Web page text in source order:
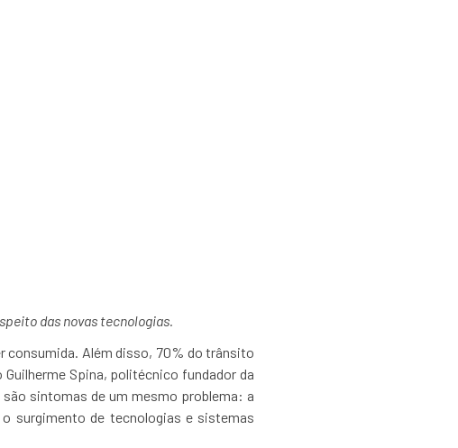
das novas tecnologias.
consumida. Além disso, 70% do trânsito
Spina, politécnico fundador da
são sintomas de um mesmo problema: a
surgimento de tecnologias e sistemas